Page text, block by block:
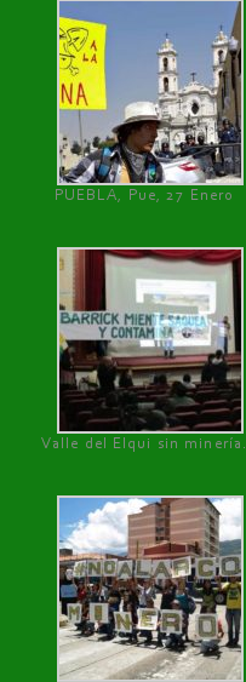
PUEBLA, Pue, 27 Enero
Valle del Elqui sin minería.